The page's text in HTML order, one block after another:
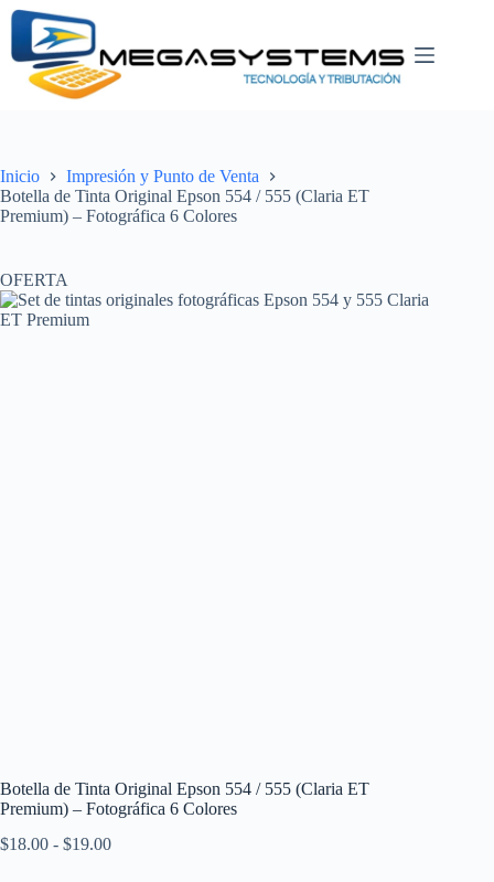
Saltar
contenido
Inicio
Impresión y Punto de Venta
Botella de Tinta Original Epson 554 / 555 (Claria ET
Premium) – Fotográfica 6 Colores
OFERTA
Botella de Tinta Original Epson 554 / 555 (Claria ET
Premium) – Fotográfica 6 Colores
$18.00 - $19.00Rango